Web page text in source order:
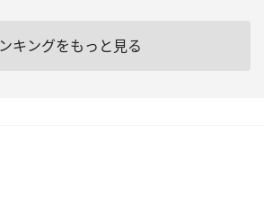
キングをもっと見る